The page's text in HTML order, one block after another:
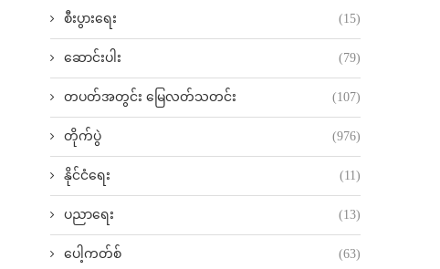
စီးပွားရေး (15)
ဆောင်းပါး (79)
တပတ်အတွင်း မြေလတ်သတင်း (107)
တိုက်ပွဲ (976)
နိုင်ငံရေး (11)
ပညာရေး (13)
ပေါ့ကတ်စ် (63)